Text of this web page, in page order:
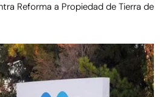
Reforma a Propiedad de Tierra de